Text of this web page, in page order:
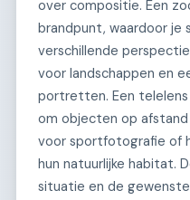
over compositie. Een
brandpunt, waardoor je
verschillende
voor landschappen en
portretten. Een
om objecten op
voor sportfotografie of
hun natuurlijke habitat.
situatie en de